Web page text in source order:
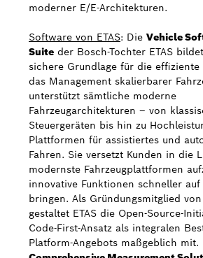
moderner E/E-Architekturen.
Software von ETAS: Die Vehicle
Suite der Bosch-Tochter ETAS
sichere Grundlage für die
das Management skalierbarer
unterstützt sämtliche moderne
Fahrzeugarchitekturen – von
Steuergeräten bis hin zu
Plattformen für assistiertes und
Fahren. Sie versetzt Kunden in die
modernste Fahrzeugplattformen
innovative Funktionen schneller
bringen. Als Gründungsmitglied von
gestaltet ETAS die Open-Source-
Code-First-Ansatz als integralen
Platform-Angebots maßgeblich mit.